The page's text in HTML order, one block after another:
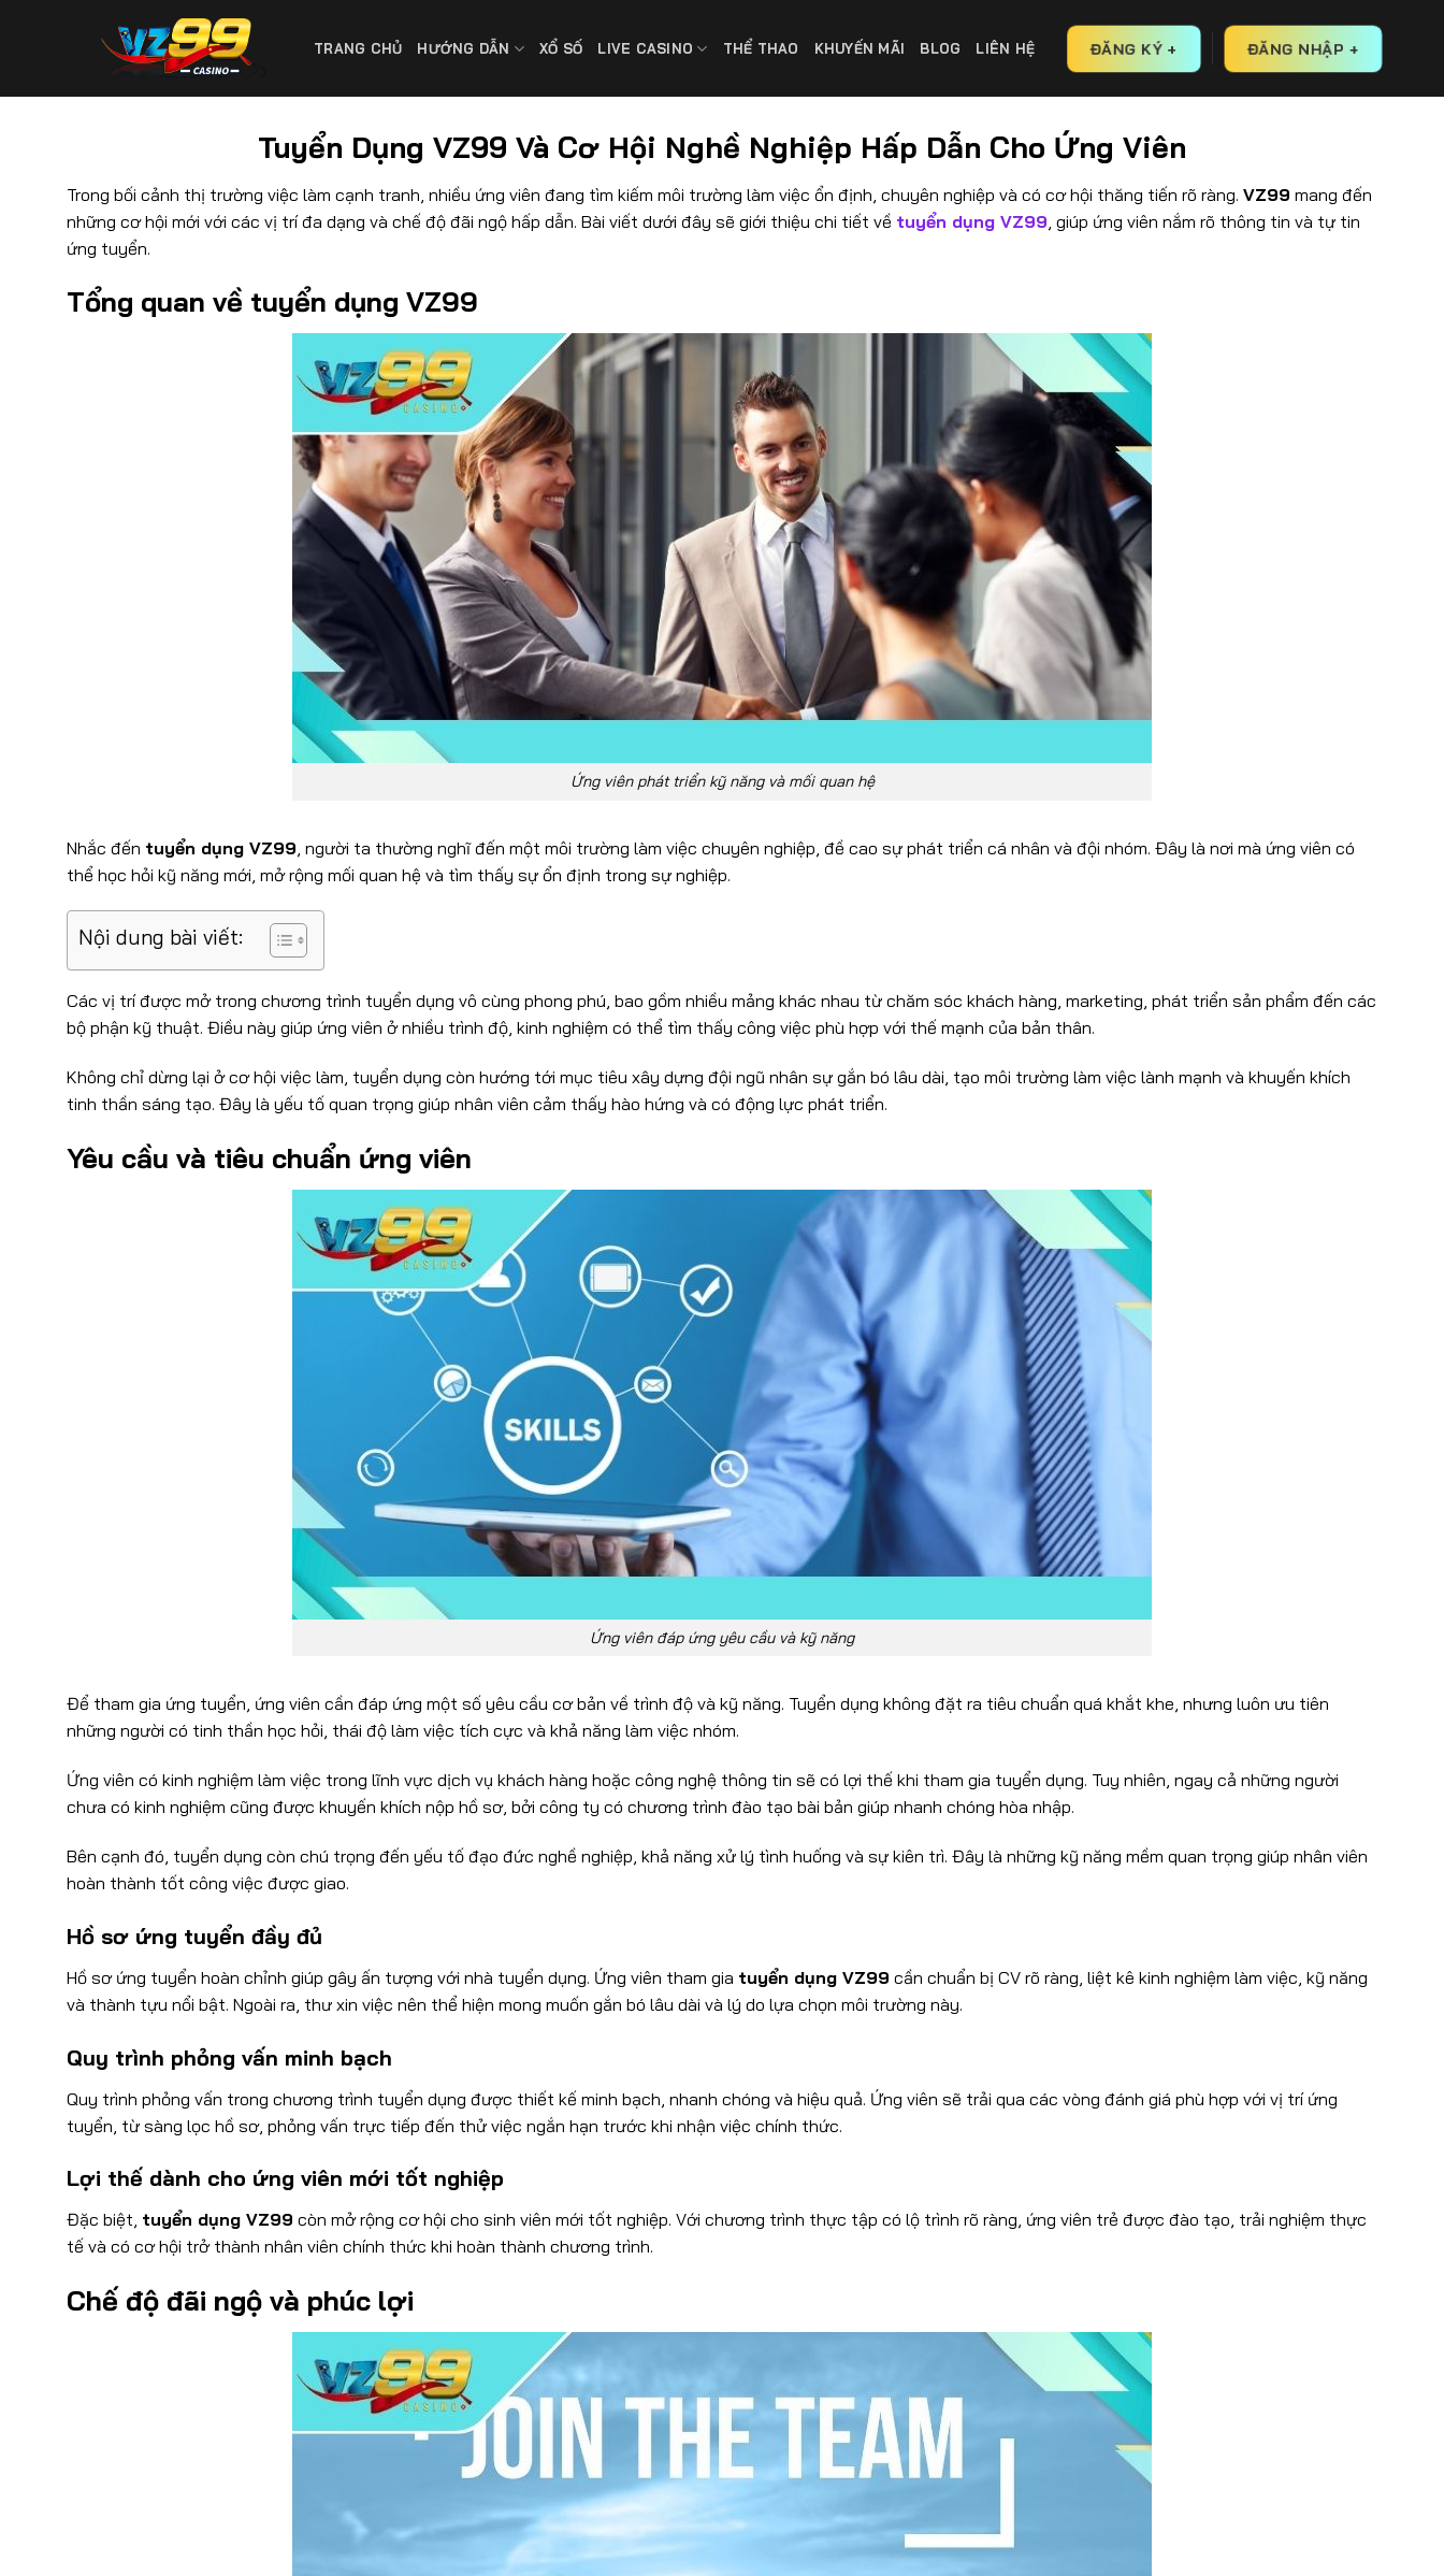
TRANG CHỦ HƯỚNG DẪN XỔ SỐ LIVE CASINO THỂ THAO KHUYẾN MÃI BLOG LIÊN HỆ ĐĂNG KÝ + ĐĂNG NHẬP +
Tuyển Dụng VZ99 Và Cơ Hội Nghề Nghiệp Hấp Dẫn Cho Ứng Viên
Trong bối cảnh thị trường việc làm cạnh tranh, nhiều ứng viên đang tìm kiếm môi trường làm việc ổn định, chuyên nghiệp và có cơ hội thăng tiến rõ ràng. VZ99 mang đến
những cơ hội mới với các vị trí đa dạng và chế độ đãi ngộ hấp dẫn. Bài viết dưới đây sẽ giới thiệu chi tiết về tuyển dụng VZ99 , giúp ứng viên nắm rõ thông tin và tự tin
ứng tuyển.
Tổng quan về tuyển dụng VZ99
Ứng viên phát triển kỹ năng và mối quan hệ
Nhắc đến tuyển dụng VZ99 , người ta thường nghĩ đến một môi trường làm việc chuyên nghiệp, đề cao sự phát triển cá nhân và đội nhóm. Đây là nơi mà ứng viên có
thể học hỏi kỹ năng mới, mở rộng mối quan hệ và tìm thấy sự ổn định trong sự nghiệp.
Nội dung bài viết:
Các vị trí được mở trong chương trình tuyển dụng vô cùng phong phú, bao gồm nhiều mảng khác nhau từ chăm sóc khách hàng, marketing, phát triển sản phẩm đến các
bộ phận kỹ thuật. Điều này giúp ứng viên ở nhiều trình độ, kinh nghiệm có thể tìm thấy công việc phù hợp với thế mạnh của bản thân.
Không chỉ dừng lại ở cơ hội việc làm, tuyển dụng còn hướng tới mục tiêu xây dựng đội ngũ nhân sự gắn bó lâu dài, tạo môi trường làm việc lành mạnh và khuyến khích
tinh thần sáng tạo. Đây là yếu tố quan trọng giúp nhân viên cảm thấy hào hứng và có động lực phát triển.
Yêu cầu và tiêu chuẩn ứng viên
Ứng viên đáp ứng yêu cầu và kỹ năng
Để tham gia ứng tuyển, ứng viên cần đáp ứng một số yêu cầu cơ bản về trình độ và kỹ năng. Tuyển dụng không đặt ra tiêu chuẩn quá khắt khe, nhưng luôn ưu tiên
những người có tinh thần học hỏi, thái độ làm việc tích cực và khả năng làm việc nhóm.
Ứng viên có kinh nghiệm làm việc trong lĩnh vực dịch vụ khách hàng hoặc công nghệ thông tin sẽ có lợi thế khi tham gia tuyển dụng. Tuy nhiên, ngay cả những người
chưa có kinh nghiệm cũng được khuyến khích nộp hồ sơ, bởi công ty có chương trình đào tạo bài bản giúp nhanh chóng hòa nhập.
Bên cạnh đó, tuyển dụng còn chú trọng đến yếu tố đạo đức nghề nghiệp, khả năng xử lý tình huống và sự kiên trì. Đây là những kỹ năng mềm quan trọng giúp nhân viên
hoàn thành tốt công việc được giao.
Hồ sơ ứng tuyển đầy đủ
Hồ sơ ứng tuyển hoàn chỉnh giúp gây ấn tượng với nhà tuyển dụng. Ứng viên tham gia tuyển dụng VZ99 cần chuẩn bị CV rõ ràng, liệt kê kinh nghiệm làm việc, kỹ năng
và thành tựu nổi bật. Ngoài ra, thư xin việc nên thể hiện mong muốn gắn bó lâu dài và lý do lựa chọn môi trường này.
Quy trình phỏng vấn minh bạch
Quy trình phỏng vấn trong chương trình tuyển dụng được thiết kế minh bạch, nhanh chóng và hiệu quả. Ứng viên sẽ trải qua các vòng đánh giá phù hợp với vị trí ứng
tuyển, từ sàng lọc hồ sơ, phỏng vấn trực tiếp đến thử việc ngắn hạn trước khi nhận việc chính thức.
Lợi thế dành cho ứng viên mới tốt nghiệp
Đặc biệt, tuyển dụng VZ99 còn mở rộng cơ hội cho sinh viên mới tốt nghiệp. Với chương trình thực tập có lộ trình rõ ràng, ứng viên trẻ được đào tạo, trải nghiệm thực
tế và có cơ hội trở thành nhân viên chính thức khi hoàn thành chương trình.
Chế độ đãi ngộ và phúc lợi